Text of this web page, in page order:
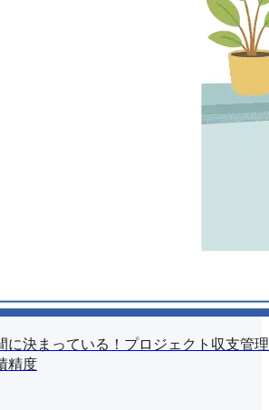
に決まっている！プロジェクト収支管
精度